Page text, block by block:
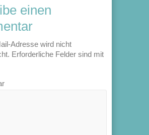
einen
Adresse wird nicht
Erforderliche Felder sind mit